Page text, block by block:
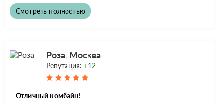
Смотреть полностью
Роза, Москва
Репутация:+12
Отличный комбайн!